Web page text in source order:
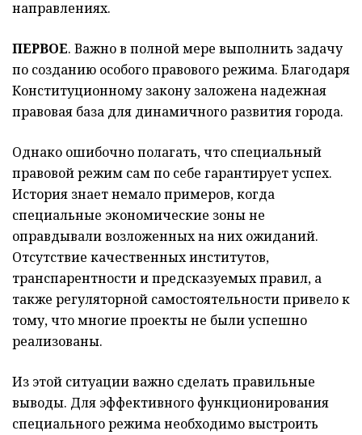
направлениях.
ПЕРВОЕ. Важно в полной мере выполнить задачу
по созданию особого правового режима. Благодаря
Конституционному закону заложена надежная
правовая база для динамичного развития города.
Однако ошибочно полагать, что специальный
правовой режим сам по себе гарантирует успех.
История знает немало примеров, когда
специальные экономические зоны не
оправдывали возложенных на них ожиданий.
Отсутствие качественных институтов,
транспарентности и предсказуемых правил, а
также регуляторной самостоятельности привело к
тому, что многие проекты не были успешно
реализованы.
Из этой ситуации важно сделать правильные
выводы. Для эффективного функционирования
специального режима необходимо выстроить